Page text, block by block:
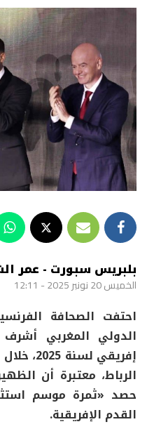
بلبريس سبورت - عمر
الخميس 20 نونبر 2025 - 12:11
احتفت الصحافة
الدولي المغربي
إفريقي
الرباط، معتبرة أن
حصد «ثمرة موسم
القدم الإفريقية.